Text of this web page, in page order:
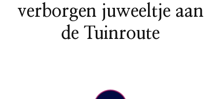
verborgen juweeltje aan
de Tuinroute